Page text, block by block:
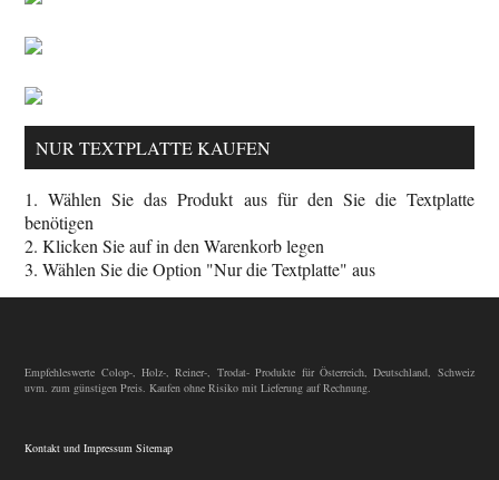
NUR TEXTPLATTE KAUFEN
1. Wählen Sie das Produkt aus für den Sie die Textplatte
benötigen
2. Klicken Sie auf in den Warenkorb legen
3. Wählen Sie die Option "Nur die Textplatte" aus
Empfehleswerte Colop-, Holz-, Reiner-, Trodat- Produkte für Österreich, Deutschland, Schweiz
uvm. zum günstigen Preis. Kaufen ohne Risiko mit Lieferung auf Rechnung.
Kontakt und Impressum Sitemap